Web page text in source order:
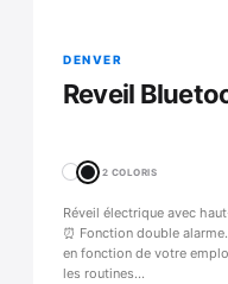
DENVER
Reveil
2 COLORIS
Réveil électrique avec
⏰ Fonction double
en fonction de votre
les routines…